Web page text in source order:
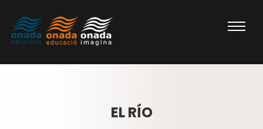
EL RÍO